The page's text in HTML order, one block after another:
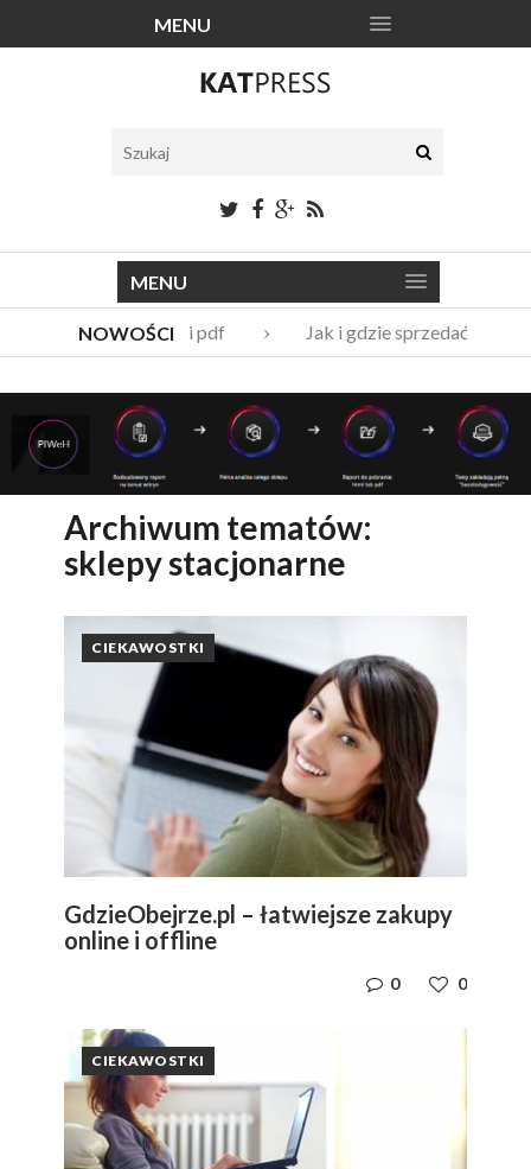
MENU
MENU
NOWOŚCI
Katalogi narzędzi pdf
Jak i gdzie sprzedać stare
Vito Bambino – kim jest nowy członek Męskie Granie
Archiwum tematów:
sklepy stacjonarne
CIEKAWOSTKI
GdzieObejrze.pl – łatwiejsze zakupy
online i offline
0
0
CIEKAWOSTKI